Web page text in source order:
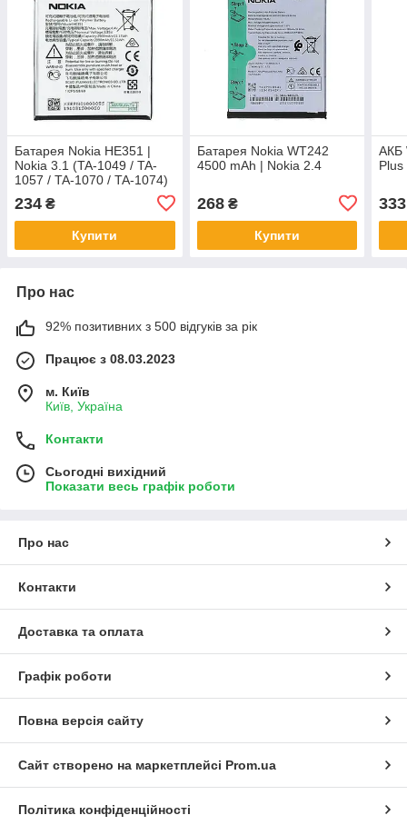
Батарея Nokia HE351 |
Nokia 3.1 (TA-1049 / TA-
1057 / TA-1070 / TA-1074)
234 ₴
Купити
Батарея Nokia WT242
4500 mAh | Nokia 2.4
268₴
Купити
АКБ
Plus
333
Про нас
92% позитивних з 500 відгуків за рік
Працює з 08.03.2023
м. Київ
Київ, Україна
Контакти
Сьогодні вихідний
Показати весь графік роботи
Про нас
Контакти
Доставка та оплата
Графік роботи
Повна версія сайту
Сайт створено на маркетплейсі Prom.ua
Політика конфіденційності